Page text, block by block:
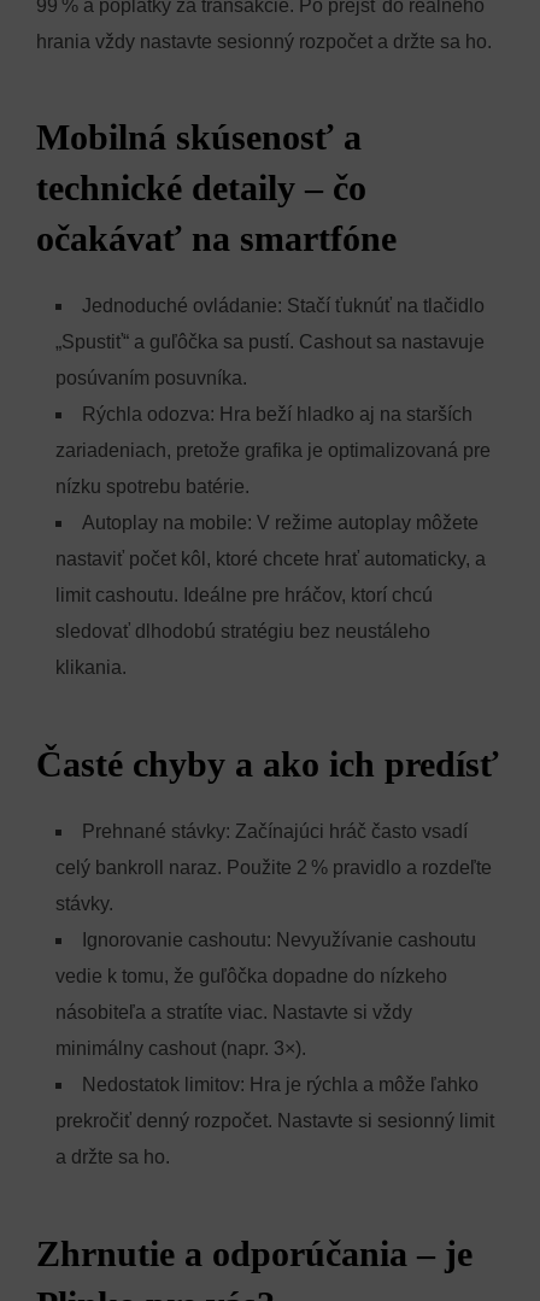
99 % a poplatky za transakcie. Po prejsť do reálneho
hrania vždy nastavte sesionný rozpočet a držte sa ho.
Mobilná skúsenosť a
technické detaily – čo
očakávať na smartfóne
Jednoduché ovládanie: Stačí ťuknúť na tlačidlo
„Spustiť“ a guľôčka sa pustí. Cashout sa nastavuje
posúvaním posuvníka.
Rýchla odozva: Hra beží hladko aj na starších
zariadeniach, pretože grafika je optimalizovaná pre
nízku spotrebu batérie.
Autoplay na mobile: V režime autoplay môžete
nastaviť počet kôl, ktoré chcete hrať automaticky, a
limit cashoutu. Ideálne pre hráčov, ktorí chcú
sledovať dlhodobú stratégiu bez neustáleho
klikania.
Časté chyby a ako ich predísť
Prehnané stávky: Začínajúci hráč často vsadí
celý bankroll naraz. Použite 2 % pravidlo a rozdeľte
stávky.
Ignorovanie cashoutu: Nevyužívanie cashoutu
vedie k tomu, že guľôčka dopadne do nízkeho
násobiteľa a stratíte viac. Nastavte si vždy
minimálny cashout (napr. 3×).
Nedostatok limitov: Hra je rýchla a môže ľahko
prekročiť denný rozpočet. Nastavte si sesionný limit
a držte sa ho.
Zhrnutie a odporúčania – je